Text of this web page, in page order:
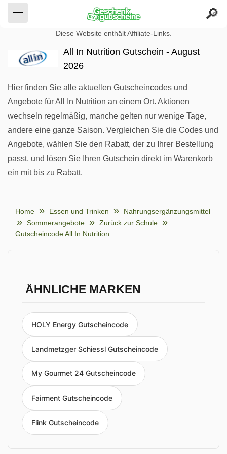
Diese Website enthält Affiliate-Links.
All In Nutrition Gutschein - August
2026
Hier finden Sie alle aktuellen Gutscheincodes und
Angebote für All In Nutrition an einem Ort. Aktionen
wechseln regelmäßig, manche gelten nur wenige Tage,
andere eine ganze Saison. Vergleichen Sie die Codes und
Angebote, wählen Sie den Rabatt, der zu Ihrer Bestellung
passt, und lösen Sie Ihren Gutschein direkt im Warenkorb
ein mit bis zu Rabatt.
Home Essen und Trinken
Nahrungsergänzungsmittel
Sommerangebote
Zurück zur Schule
Gutscheincode All In Nutrition
ÄHNLICHE MARKEN
HOLY Energy Gutscheincode
Landmetzger Schiessl Gutscheincode
My Gourmet 24 Gutscheincode
Fairment Gutscheincode
Flink Gutscheincode